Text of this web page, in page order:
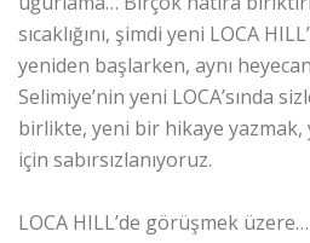
sıcaklığını, şimdi yeni LOCA
yeniden başlarken, aynı
Selimiye’nin yeni LOCA’sında
birlikte, yeni bir hikaye
için sabırsızlanıyoruz.
LOCA HILL’de görüşmek üzere…